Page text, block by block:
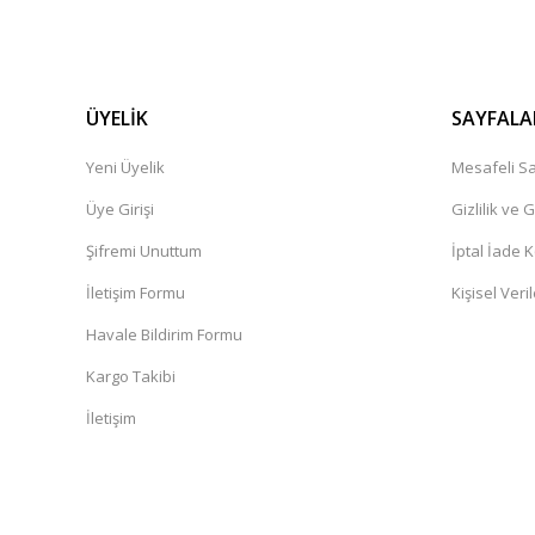
ÜYELİK
Yeni Üyelik
Üye Girişi
Şifremi Unuttum
İletişim Formu
Havale Bildirim Formu
Kargo Takibi
İletişim
Mesafeli
Gizlilik ve
İptal İade
Kişisel